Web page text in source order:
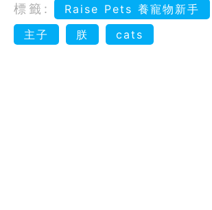
標籤: Raise Pets 養寵物新手
主子
朕 cats